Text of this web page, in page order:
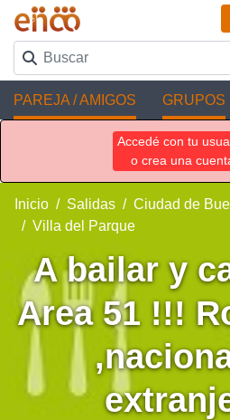
PAREJA / AMIGOS GRUPOS
Accedé con tu
o crea una
Inicio Salidas
Ciudad de
Villa del Parque
A bailar y
Area 51 !!!